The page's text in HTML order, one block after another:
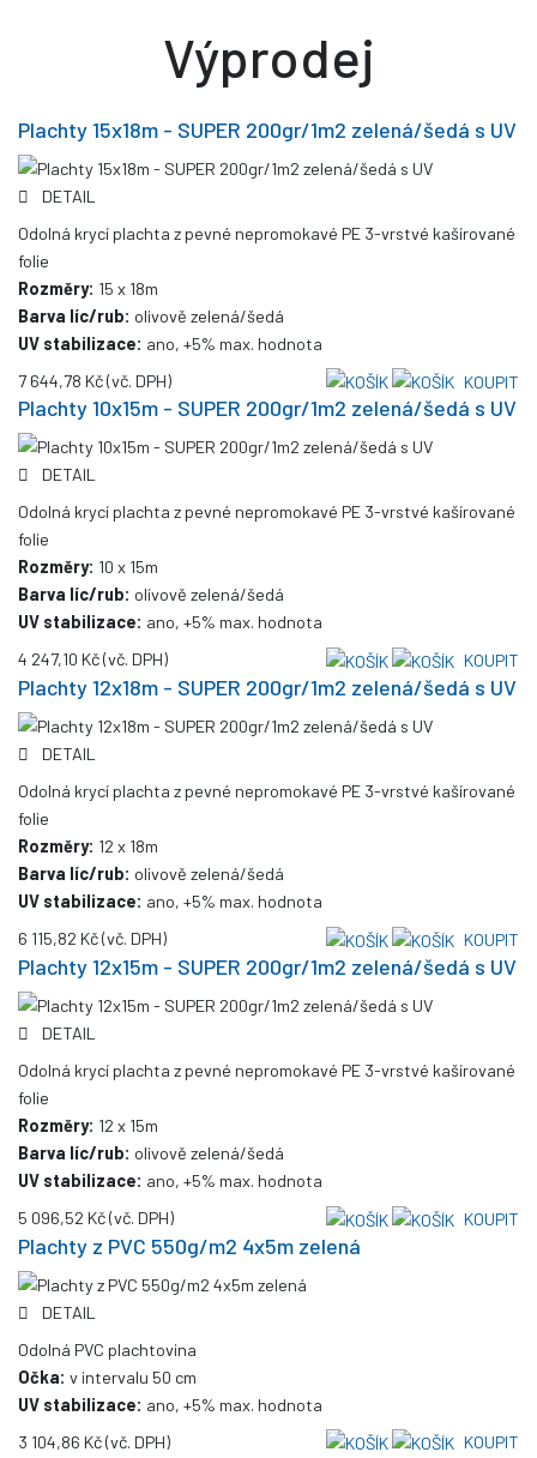
Výprodej
Plachty 15x18m - SUPER 200gr/1m2 zelená/šedá s UV
DETAIL
Odolná krycí plachta z pevné nepromokavé PE 3-vrstvé kašírované
folie
Rozměry: 15 x 18m
Barva líc/rub: olivově zelená/šedá
UV stabilizace: ano, +5% max. hodnota
7 644,78 Kč(vč. DPH) KOUPIT
Plachty 10x15m - SUPER 200gr/1m2 zelená/šedá s UV
DETAIL
Odolná krycí plachta z pevné nepromokavé PE 3-vrstvé kašírované
folie
Rozměry: 10 x 15m
Barva líc/rub: olivově zelená/šedá
UV stabilizace: ano, +5% max. hodnota
4 247,10 Kč(vč. DPH) KOUPIT
Plachty 12x18m - SUPER 200gr/1m2 zelená/šedá s UV
DETAIL
Odolná krycí plachta z pevné nepromokavé PE 3-vrstvé kašírované
folie
Rozměry: 12 x 18m
Barva líc/rub: olivově zelená/šedá
UV stabilizace: ano, +5% max. hodnota
6 115,82 Kč(vč. DPH) KOUPIT
Plachty 12x15m - SUPER 200gr/1m2 zelená/šedá s UV
DETAIL
Odolná krycí plachta z pevné nepromokavé PE 3-vrstvé kašírované
folie
Rozměry: 12 x 15m
Barva líc/rub: olivově zelená/šedá
UV stabilizace: ano, +5% max. hodnota
5 096,52 Kč(vč. DPH) KOUPIT
Plachty z PVC 550g/m2 4x5m zelená
DETAIL
Odolná PVC plachtovina
Očka: v intervalu 50 cm
UV stabilizace: ano, +5% max. hodnota
3 104,86 Kč(vč. DPH) KOUPIT